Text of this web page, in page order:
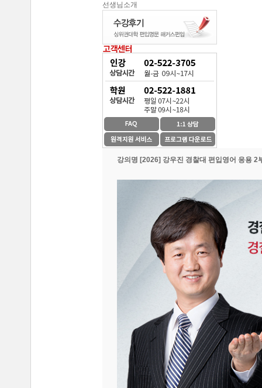
온라인 수강생들
스타강사진의 강
환급이라는 조건
수강제한이 없어
방대한 자료와 데
중간에 정리된 자
성균관대학교 최종합격 정*림
중앙대학교 최종합격 이*영
건국대학교 최종합격 정*훈
이화여자대학교 최종합격 김*현
중앙대학교 최종합격 이*준
서울시립대학교 최종합격 한*현
홍익대학교 최종합격 김*영
중앙대학교 최종합격 김*현
한국외국어대학교 최종합격 김*진
중앙대학교 최종합격 한*현
선생님소개
강의명 [2026] 강우진 경찰대 편입영어 응용 2